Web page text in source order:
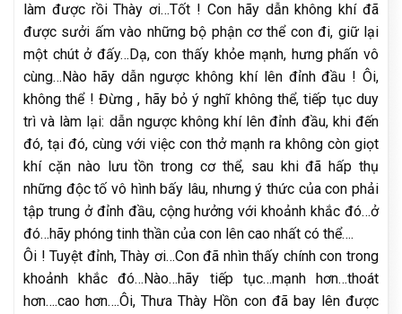
làm được rồi Thày ơi…Tốt ! Con hãy dẫn không khí đã
được sưởi ấm vào những bộ phận cơ thể con đi, giữ lại
một chút ở đấy…Dạ, con thấy khỏe mạnh, hưng phấn vô
cùng…Nào hãy dẫn ngược không khí lên đỉnh đầu ! Ôi,
không thể ! Đừng , hãy bỏ ý nghĩ không thể, tiếp tục duy
trì và làm lại: dẫn ngược không khí lên đỉnh đầu, khi đến
đó, tại đó, cùng với việc con thở mạnh ra không còn giọt
khí cặn nào lưu tồn trong cơ thể, sau khi đã hấp thụ
những độc tố vô hình bấy lâu, nhưng ý thức của con phải
tập trung ở đỉnh đầu, cộng hưởng với khoảnh khắc đó…ở
đó…hãy phóng tinh thần của con lên cao nhất có thể….
Ôi ! Tuyệt đỉnh, Thày ơi…Con đã nhìn thấy chính con trong
khoảnh khắc đó…Nào…hãy tiếp tục…mạnh hơn…thoát
hơn….cao hơn….Ôi, Thưa Thày Hồn con đã bay lên được